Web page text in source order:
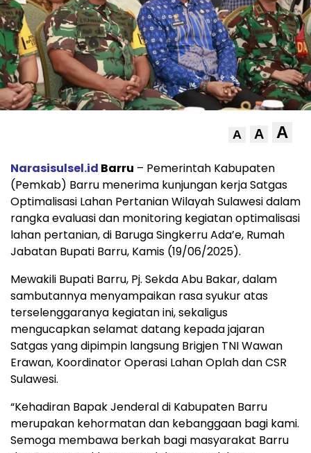
A A A
Narasisulsel.id Barru – Pemerintah Kabupaten
(Pemkab) Barru menerima kunjungan kerja Satgas
Optimalisasi Lahan Pertanian Wilayah Sulawesi dalam
rangka evaluasi dan monitoring kegiatan optimalisasi
lahan pertanian, di Baruga Singkerru Ada’e, Rumah
Jabatan Bupati Barru, Kamis (19/06/2025).
Mewakili Bupati Barru, Pj. Sekda Abu Bakar, dalam
sambutannya menyampaikan rasa syukur atas
terselenggaranya kegiatan ini, sekaligus
mengucapkan selamat datang kepada jajaran
Satgas yang dipimpin langsung Brigjen TNI Wawan
Erawan, Koordinator Operasi Lahan Oplah dan CSR
Sulawesi.
“Kehadiran Bapak Jenderal di Kabupaten Barru
merupakan kehormatan dan kebanggaan bagi kami.
Semoga membawa berkah bagi masyarakat Barru